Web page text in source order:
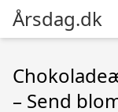
Årsdag.dk
– Send